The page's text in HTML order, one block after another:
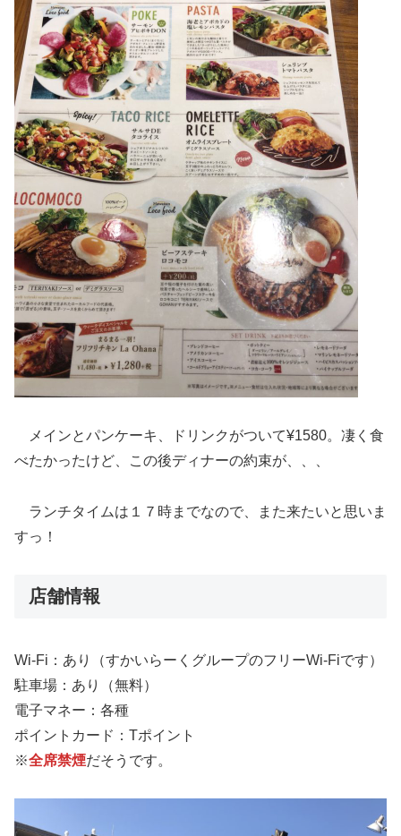
メインとパンケーキ、ドリンクがついて¥1580。凄く食
べたかったけど、この後ディナーの約束が、、、
ランチタイムは１７時までなので、また来たいと思いま
すっ！
店舗情報
Wi-Fi：あり（すかいらーくグループのフリーWi-Fiです）
駐車場：あり（無料）
電子マネー：各種
ポイントカード：Tポイント
※全席禁煙だそうです。